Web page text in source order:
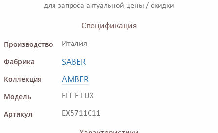
для запроса актуальной цены / скидки
Спецификация
Производство
Италия
Фабрика SABER
Коллекция AMBER
Модель ELITE LUX
Артикул EX5711C11